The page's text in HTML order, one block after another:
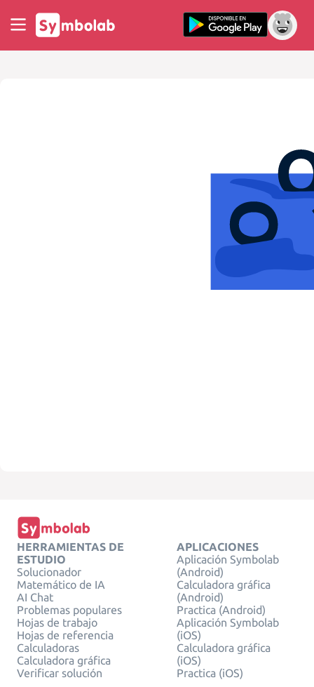
HERRAMIENTAS DE
ESTUDIO
Solucionador
Matemático de IA
AI Chat
Problemas populares
Hojas de trabajo
Hojas de referencia
Calculadoras
Calculadora gráfica
Verificar solución
APLICACIONES
Aplicación Symbolab
(Android)
Calculadora gráfica
(Android)
Practica (Android)
Aplicación Symbolab
(iOS)
Calculadora gráfica
(iOS)
Practica (iOS)